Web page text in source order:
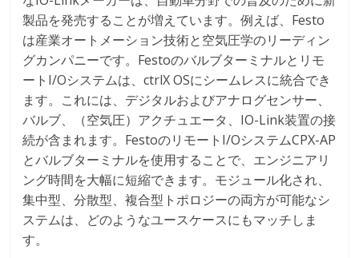
製品を発売することが増えています。例えば、Festo
は産業オートメーション技術と空気圧学のリーディン
グカンパニーです。Festoのバルブターミナルとリモ
ートI/Oシステムは、ctrlX OSにシームレスに統合でき
ます。これには、デジタルおよびアナログセンサー、
バルブ、（空気圧）アクチュエータ、IO-Link装置の接
続が含まれます。FestoのリモートI/OシステムCPX-AP
とバルブターミナルを使用することで、エンジニアリ
ング時間を大幅に短縮できます。モジュール化され、
集中型、分散型、複合型トポロジーの両方が可能なシ
ステムは、どのようなユースケースにもマッチしま
す。